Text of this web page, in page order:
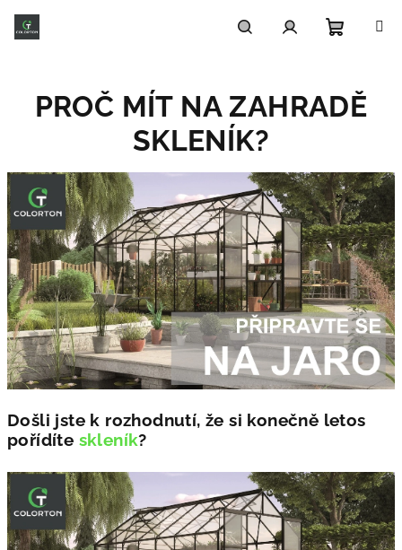
obsah
košík
PROČ MÍT NA ZAHRADĚ
SKLENÍK?
Došli jste k rozhodnutí, že si konečně letos
pořídíte skleník?